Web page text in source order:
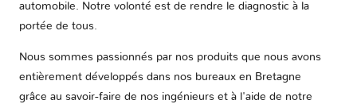
automobile. Notre volonté est de rendre le diagnostic à la
portée de tous.
Nous sommes passionnés par nos produits que nous avons
entièrement développés dans nos bureaux en Bretagne
grâce au savoir-faire de nos ingénieurs et à l'aide de notre